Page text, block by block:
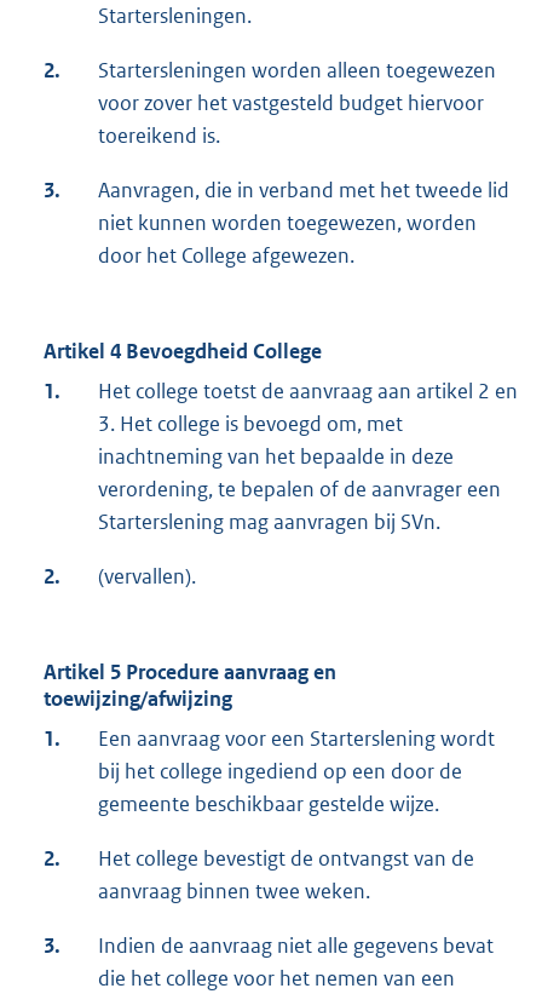
Startersleningen.
2.
Startersleningen worden alleen toegewezen
voor zover het vastgesteld budget hiervoor
toereikend is.
3.
Aanvragen, die in verband met het tweede lid
niet kunnen worden toegewezen, worden
door het College afgewezen.
Artikel 4 Bevoegdheid College
1.
Het college toetst de aanvraag aan artikel 2 en
3. Het college is bevoegd om, met
inachtneming van het bepaalde in deze
verordening, te bepalen of de aanvrager een
Starterslening mag aanvragen bij SVn.
2. (vervallen).
Artikel 5 Procedure aanvraag en
toewijzing/afwijzing
1.
Een aanvraag voor een Starterslening wordt
bij het college ingediend op een door de
gemeente beschikbaar gestelde wijze.
2.
Het college bevestigt de ontvangst van de
aanvraag binnen twee weken.
3.
Indien de aanvraag niet alle gegevens bevat
die het college voor het nemen van een